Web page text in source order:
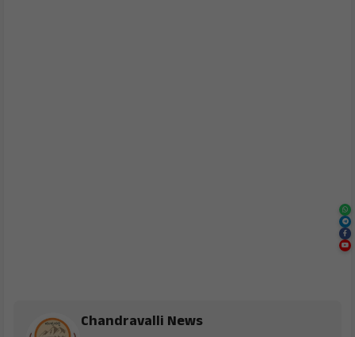
Chandravalli News